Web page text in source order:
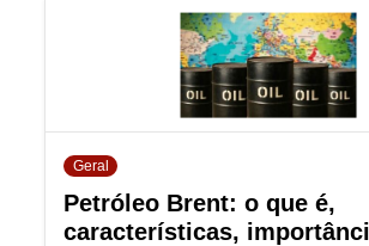
Geral
Petróleo Brent: o que é,
características,